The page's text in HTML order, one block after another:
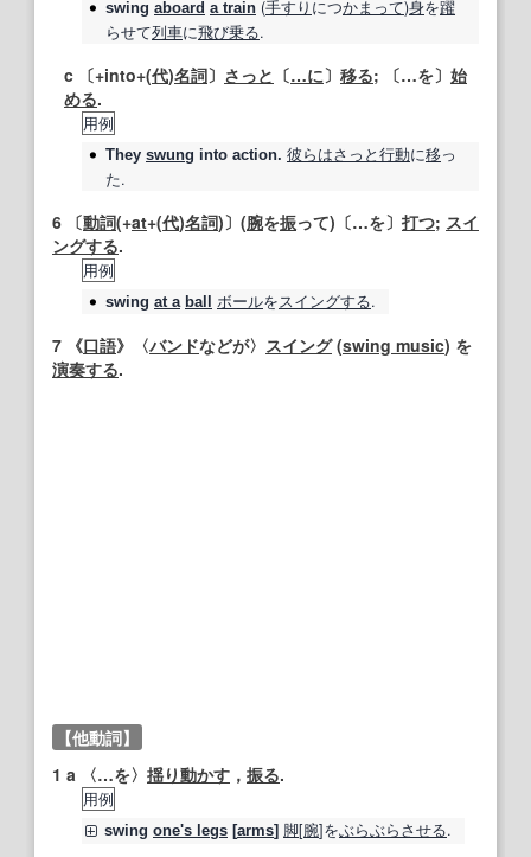
swing aboard a train (手すり につかまって)身を躍
らせて列車に飛び乗る.
c 〔+into+(代)名詞〕 さっと 〔…に〕 移る; 〔…を〕 始
める.
用例
They swung into action. 彼らはさっと行動に移っ
た.
6 〔動詞(+at+(代)名詞)〕(腕を振って)〔…を〕 打つ; スイ
ングする.
用例
swing at a ball ボールをスイングする.
7 《口語》〈バンドなどが〉 スイング(swing music) を
演奏する.
【他動詞】
1 a 〈…を〉 揺り動かす ， 振る.
用例
swing one's legs [arms] 脚[腕]をぶらぶらさせる.